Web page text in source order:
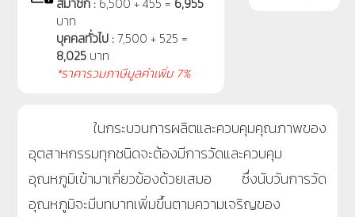
บาท
บุคคลทั่วไป :7,500 + 525 =
8,025 บาท
*ราคารวมภาษีมูลค่าเพิ่ม 7%
ในกระบวนการผลิตและควบคุมคุณภาพของ
อุตสาหกรรมทุกชนิดจะต้องมีการวัดและควบคุม
อุณหภูมิเข้ามาเกี่ยวข้องด้วยเสมอ ซึ่งนับวันการวัด
อุณหภูมิจะมีบทบาทเพิ่มขึ้นตามความเจริญของ